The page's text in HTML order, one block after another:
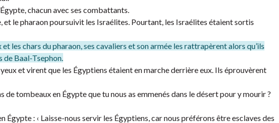
chacun avec ses combattants.
et le pharaon poursuivit les Israélites. Pourtant, les Israélites étaient sortis
les chars du pharaon, ses cavaliers et son armée les rattrapèrent alors qu’ils
Baal-Tsephon.
et virent que les Égyptiens étaient en marche derrière eux. Ils éprouvèrent
de tombeaux en Égypte que tu nous as emmenés dans le désert pour y mourir ?
Égypte : ‹ Laisse-nous servir les Égyptiens, car nous préférons être esclaves des